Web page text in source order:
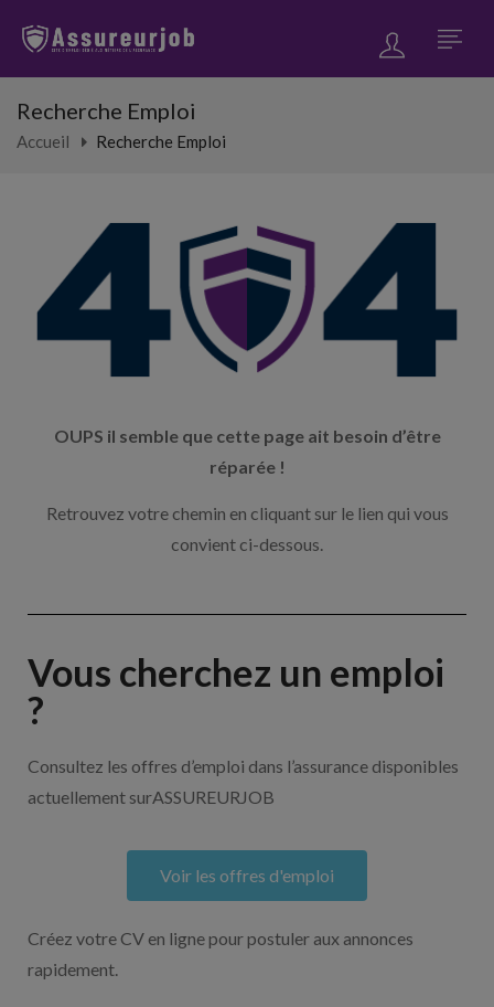
Recherche Emploi
Accueil Recherche Emploi
OUPS il semble que cette page ait besoin d’être
réparée !
Retrouvez votre chemin en cliquant sur le lien qui vous
convient ci-dessous.
Vous cherchez un emploi
?
Consultez les offres d’emploi dans l’assurance disponibles
actuellement surASSUREURJOB
Voir les offres d'emploi
Créez votre CV en ligne pour postuler aux annonces
rapidement.